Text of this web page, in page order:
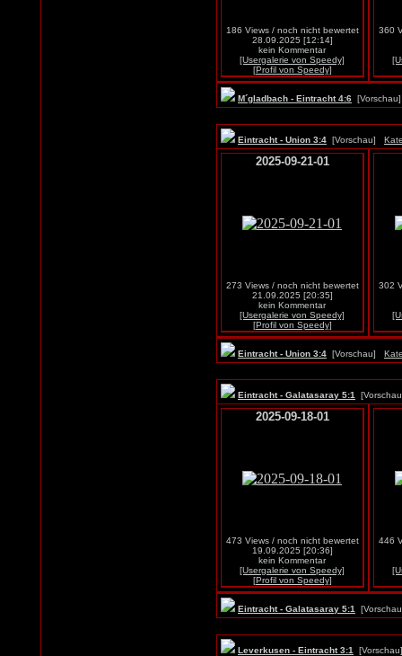
186 Views / noch nicht bewertet
28.09.2025 [12:14]
kein Kommentar
[Usergalerie von Speedy]
[Profil von Speedy]
360
M´gladbach - Eintracht 4:6
Eintracht - Union 3:4 [Vorschau]
2025-09-21-01
273 Views / noch nicht bewertet
21.09.2025 [20:35]
kein Kommentar
[Usergalerie von Speedy]
[Profil von Speedy]
302
Eintracht - Union 3:4 [Vorschau]
Eintracht - Galatasaray 5:1
2025-09-18-01
473 Views / noch nicht bewertet
19.09.2025 [20:36]
kein Kommentar
[Usergalerie von Speedy]
[Profil von Speedy]
446
Eintracht - Galatasaray 5:1
Leverkusen - Eintracht 3:1